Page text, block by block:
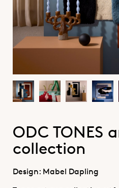
ODC TONES
collection
Design: Mabel Dapling